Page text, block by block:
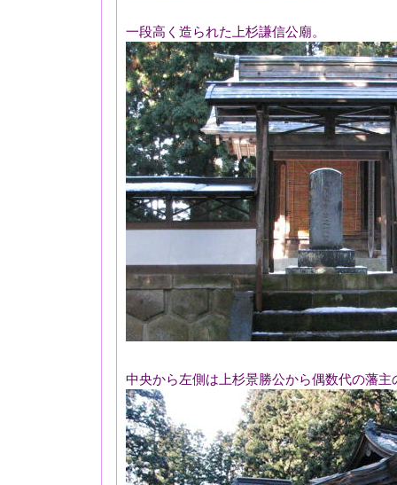
一段高く造られた上杉謙信公廟。
中央から左側は上杉景勝公から偶数代の藩主